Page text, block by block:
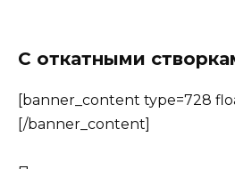
С откатными
[banner_content type=728
[/banner_content]